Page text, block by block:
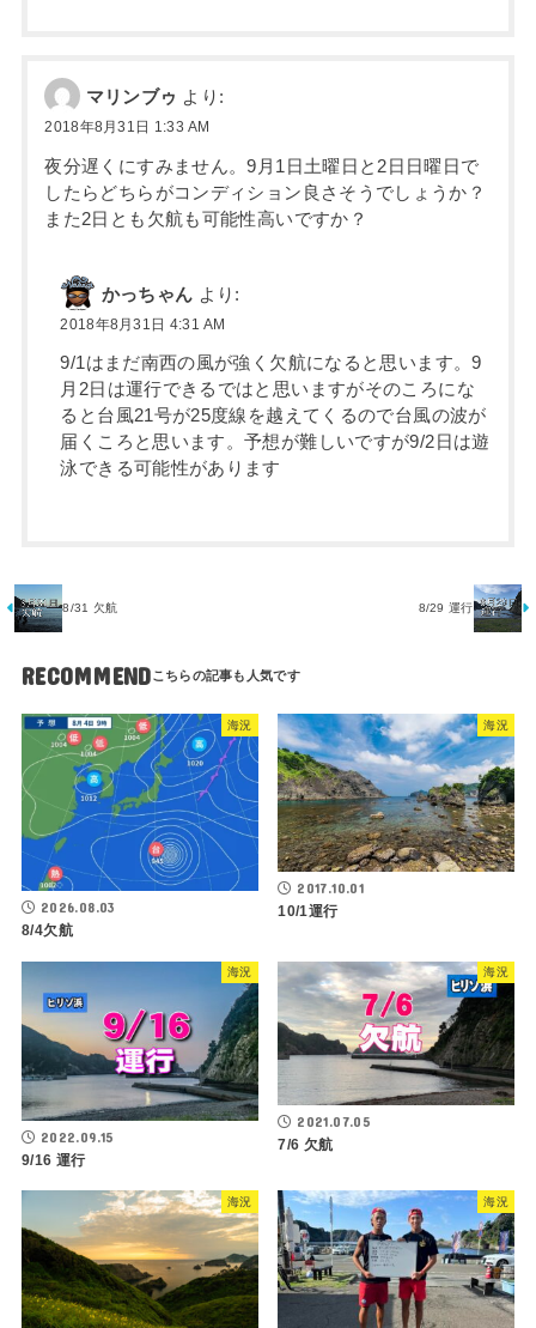
マリンブゥ より:
2018年8月31日 1:33 AM
夜分遅くにすみません。9月1日土曜日と2日日曜日で
したらどちらがコンディション良さそうでしょうか？
また2日とも欠航も可能性高いですか？
かっちゃん より:
2018年8月31日 4:31 AM
9/1はまだ南西の風が強く欠航になると思います。9
月2日は運行できるではと思いますがそのころにな
ると台風21号が25度線を越えてくるので台風の波が
届くころと思います。予想が難しいですが9/2日は遊
泳できる可能性があります
8/31 欠航 8/29 運行
RECOMMEND
海況
2026.08.03
8/4欠航
海況
2017.10.01
10/1運行
海況
2022.09.15
9/16 運行
海況
2021.07.05
7/6 欠航
海況 海況